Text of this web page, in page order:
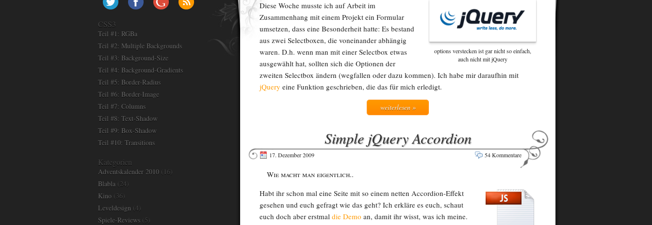
options verstecken ist gar nicht so einfach,
auch nicht mit jQuery
Diese Woche musste ich auf Arbeit im
Zusammenhang mit einem Projekt ein Formular
umsetzen, dass eine Besonderheit hatte: Es bestand
aus zwei Selectboxen, die voneinander abhängig
waren. D.h. wenn man mit einer Selectbox etwas
ausgewählt hat, sollten sich die Optionen der
zweiten Selectbox ändern (wegfallen oder dazu kommen). Ich habe mir daraufhin mit
jQuery eine Funktion geschrieben, die das für mich erledigt.
weiterlesen »
Simple jQuery Accordion
17. Dezember 2009 54 Kommentare
Wie macht man eigentlich..
Habt ihr schon mal eine Seite mit so einem netten Accordion-Effekt
gesehen und euch gefragt wie das geht? Ich erkläre es euch, schaut
euch doch aber erstmal die Demo an, damit ihr wisst, was ich meine.
CSS3
Teil #1: RGBa
Teil #2: Multiple Backgrounds
Teil #3: Background-Size
Teil #4: Background-Gradients
Teil #5: Border-Radius
Teil #6: Border-Image
Teil #7: Columns
Teil #8: Text-Shadow
Teil #9: Box-Shadow
Teil #10: Transitions
Kategorien
Adventskalender 2010 (16)
Blabla (24)
Kino (36)
Leveldesign (4)
Spiele-Reviews (5)